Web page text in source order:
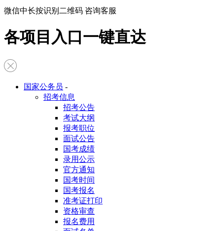
微信中长按识别二维码 咨询客服
各项目入口一键直达
国家公务员 -
招考信息
招考公告
考试大纲
报考职位
面试公告
国考成绩
录用公示
官方通知
国考时间
国考报名
准考证打印
资格审查
报名费用